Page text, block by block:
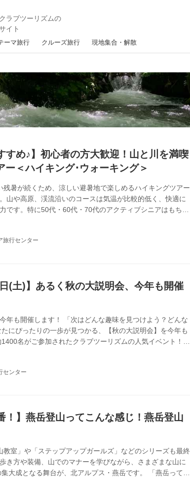
ーマ旅行 クルーズ旅行 現地集合・解散
すめ♪】初心者の方大歓迎！山と川を満喫
ー＜ハイキング･ウォーキング＞
暑が続くため、涼しい避暑地で楽しめるハイキングツアー
山や高原、渓流沿いのコースは気温が比較的低く、快適に
です。特に50代・60代・70代のアクティブシニアはもちろ
らも、健康づくりやリフレッシュ、デジタルデトックスを
美しい景色や澄んだ空気の中を歩けば、心も体もリフレッ
者向けハイキングを探している方にもおすすめです♪
旅行センター
日(土)】あるく秋の大説明会、今年も開催
年も開催します！ 「次はどんな趣味を見つけよう？どんな
にぴったりの一歩が見つかる、【秋の大説明会】を今年も
名がご参加されたクラブツーリズムの人気イベント！
キング・街道歩き・サイクリングツアーなど、幅広いライ
年は「テーマのある旅 秋の大説明会」としてさらにパワー
客様にご好評をいただいていた「あるく大説明会」が、こ
センター
！】燕岳登山ってこんな感じ！燕岳登山
教室」や「ステップアップガールズ」などのシリーズも最終
き方や装備、山でのマナーを学びながら、さまざまな山に
大成となる舞台が、北アルプス・燕岳です。 「燕岳ってど
ルプスと聞くと少し不安…。」 「山頂ではどんな景色が見